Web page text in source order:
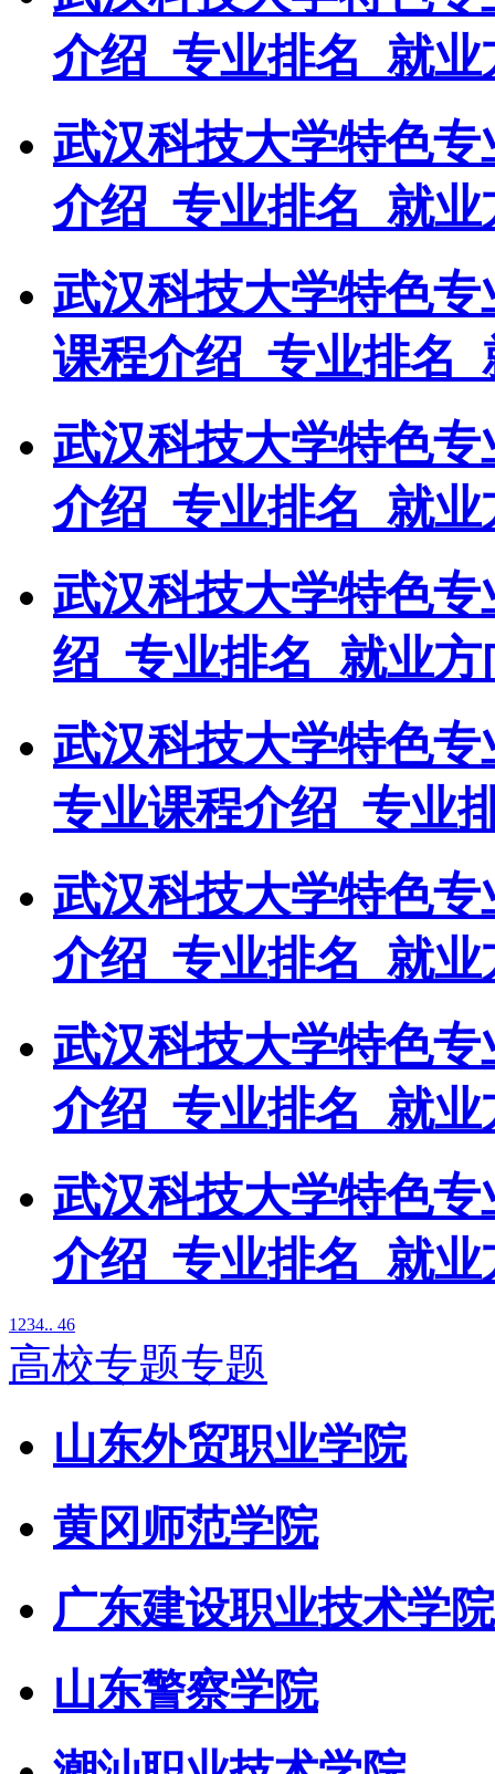
介绍_专业排名_就业
武汉科技大学特色
介绍_专业排名_就业
武汉科技大学特色
课程介绍_专业排名
武汉科技大学特色
介绍_专业排名_就业
武汉科技大学特色
绍_专业排名_就业方
武汉科技大学特色
专业课程介绍_专业
武汉科技大学特色
介绍_专业排名_就业
武汉科技大学特色
介绍_专业排名_就业
武汉科技大学特色
介绍_专业排名_就业
1 234.. 46
高校专题专题
山东外贸职业学院
黄冈师范学院
广东建设职业技术学院
山东警察学院